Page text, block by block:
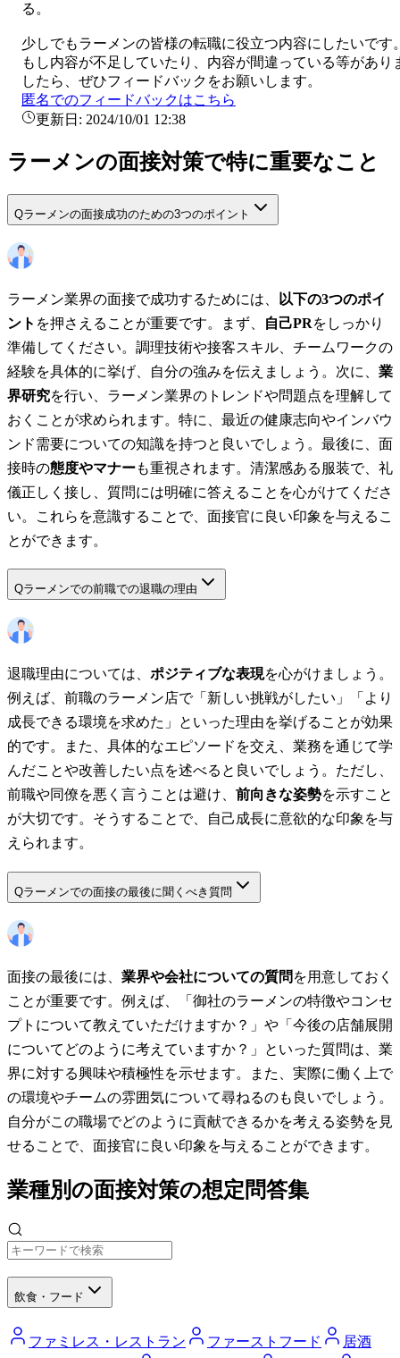
る。
少しでもラーメンの皆様の転職に役立つ内容にしたいです
もし内容が不足していたり、内容が間違っている等があり
したら、ぜひフィードバックをお願いします。
匿名でのフィードバックはこちら
更新日: 2024/10/01 12:38
ラーメンの面接対策で特に重要なこと
Qラーメンの面接成功のための3つのポイント
ラーメン業界の面接で成功するためには、
以下の3つのポイ
ント を押さえることが重要です。まず、 自己PRをしっかり
準備してください。調理技術や接客スキル、チームワークの
経験を具体的に挙げ、自分の強みを伝えましょう。次に、 業
界研究を行い、ラーメン業界のトレンドや問題点を理解して
おくことが求められます。特に、最近の健康志向やインバウ
ンド需要についての知識を持つと良いでしょう。最後に、面
接時の態度やマナーも重視されます。清潔感ある服装で、礼
儀正しく接し、質問には明確に答えることを心がけてくださ
い。これらを意識することで、面接官に良い印象を与えるこ
とができます。
Qラーメンでの前職での退職の理由
退職理由については、 ポジティブな表現を心がけましょう。
例えば、前職のラーメン店で「新しい挑戦がしたい」「より
成長できる環境を求めた」といった理由を挙げることが効果
的です。また、具体的なエピソードを交え、業務を通じて学
んだことや改善したい点を述べると良いでしょう。ただし、
前職や同僚を悪く言うことは避け、 前向きな姿勢を示すこと
が大切です。そうすることで、自己成長に意欲的な印象を与
えられます。
Qラーメンでの面接の最後に聞くべき質問
面接の最後には、 業界や会社についての質問 を用意しておく
ことが重要です。例えば、「御社のラーメンの特徴やコンセ
プトについて教えていただけますか？」や「今後の店舗展開
についてどのように考えていますか？」といった質問は、業
界に対する興味や積極性を示せます。また、実際に働く上で
の環境やチームの雰囲気について尋ねるのも良いでしょう。
自分がこの職場でどのように貢献できるかを考える姿勢を見
せることで、面接官に良い印象を与えることができます。
業種別の面接対策の想定問答集
飲食・フード
ファミレス・レストラン ファーストフード 居酒